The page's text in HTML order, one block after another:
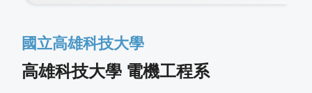
國立高雄科技大學
高雄科技大學 電機工程系